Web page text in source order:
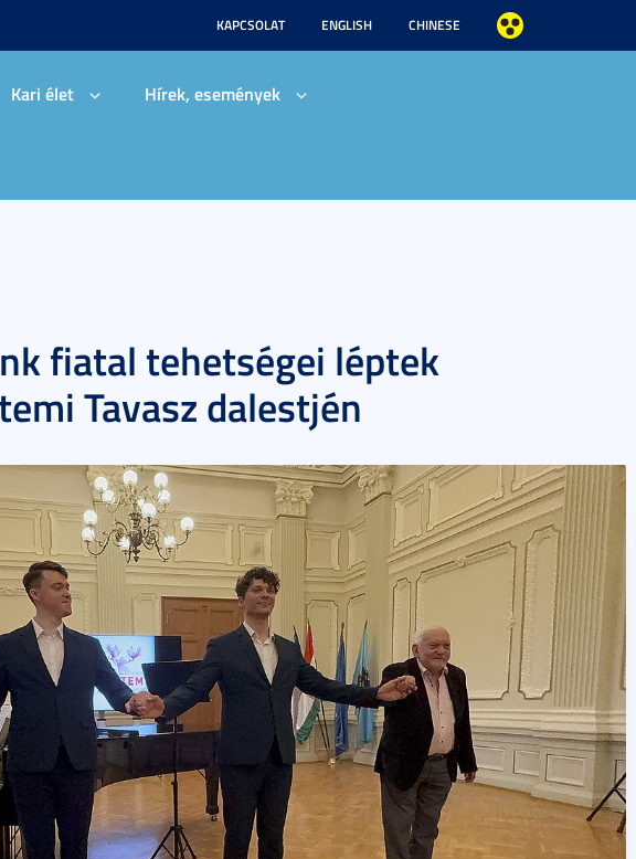
KAPCSOLAT ENGLISH CHINESE
Kari élet Hírek, események
fiatal tehetségei léptek
Tavasz dalestjén